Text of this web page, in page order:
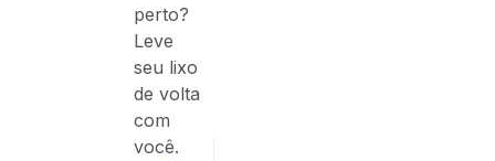
perto?
Leve
seu lixo
de volta
com
você.